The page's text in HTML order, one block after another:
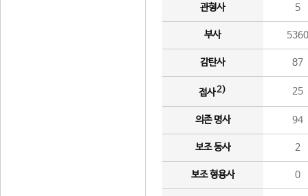
관형사 5
부사 5360
감탄사 87
접사2) 25
의존 명사 94
보조 동사 2
보조 형용사 0